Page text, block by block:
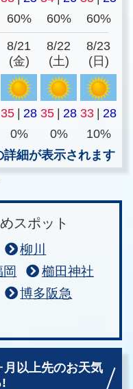
60% 60% 60%
8/21
(金)
8/22
(土)
8/23
(日)
35 28 35 28 33
28
0% 0%
10%
詳細が表示されます
スポット
柳川
櫛田神社
博多阪急
月以上先のお天気
!